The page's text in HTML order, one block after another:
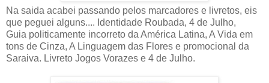
Na saida acabei passando pelos marcadores e livretos, eis
que peguei alguns.... Identidade Roubada, 4 de Julho,
Guia politicamente incorreto da América Latina, A Vida em
tons de Cinza, A Linguagem das Flores e promocional da
Saraiva. Livreto Jogos Vorazes e 4 de Julho.